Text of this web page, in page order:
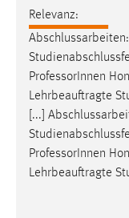
Relevanz:
Professor Innen
Lehrbeauftragte
[...]
Professor Innen
Lehrbeauftragte